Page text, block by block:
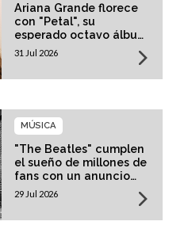
Ariana Grande florece
con "Petal", su
esperado octavo álbum
de estudio
31 Jul 2026
"The Beatles" cumplen
el sueño de millones de
fans con un anuncio
histórico
MÚSICA
29 Jul 2026